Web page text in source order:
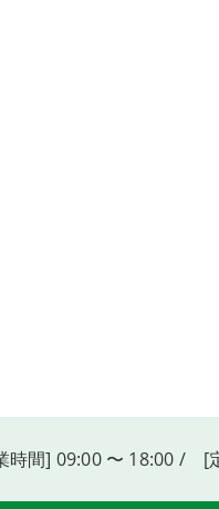
時間] 09:00 〜 18:00 / [